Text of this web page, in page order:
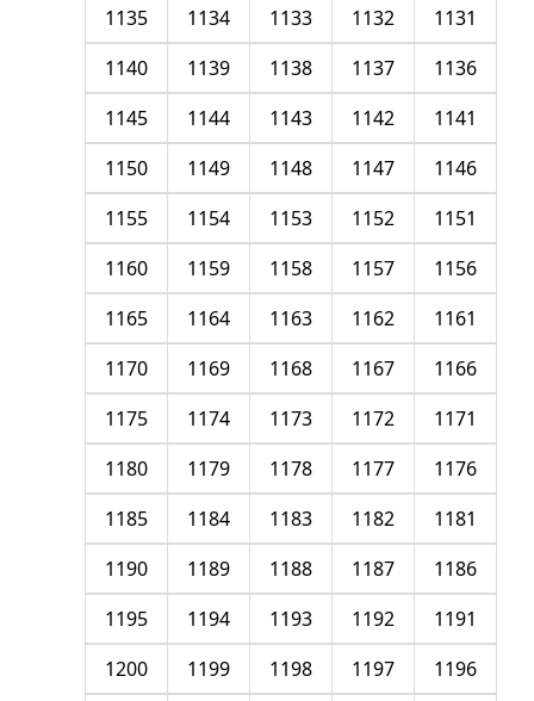
1131
1132
1133
1134
1135
1136
1137
1138
1139
1140
1141
1142
1143
1144
1145
1146
1147
1148
1149
1150
1151
1152
1153
1154
1155
1156
1157
1158
1159
1160
1161
1162
1163
1164
1165
1166
1167
1168
1169
1170
1171
1172
1173
1174
1175
1176
1177
1178
1179
1180
1181
1182
1183
1184
1185
1186
1187
1188
1189
1190
1191
1192
1193
1194
1195
1196
1197
1198
1199
1200